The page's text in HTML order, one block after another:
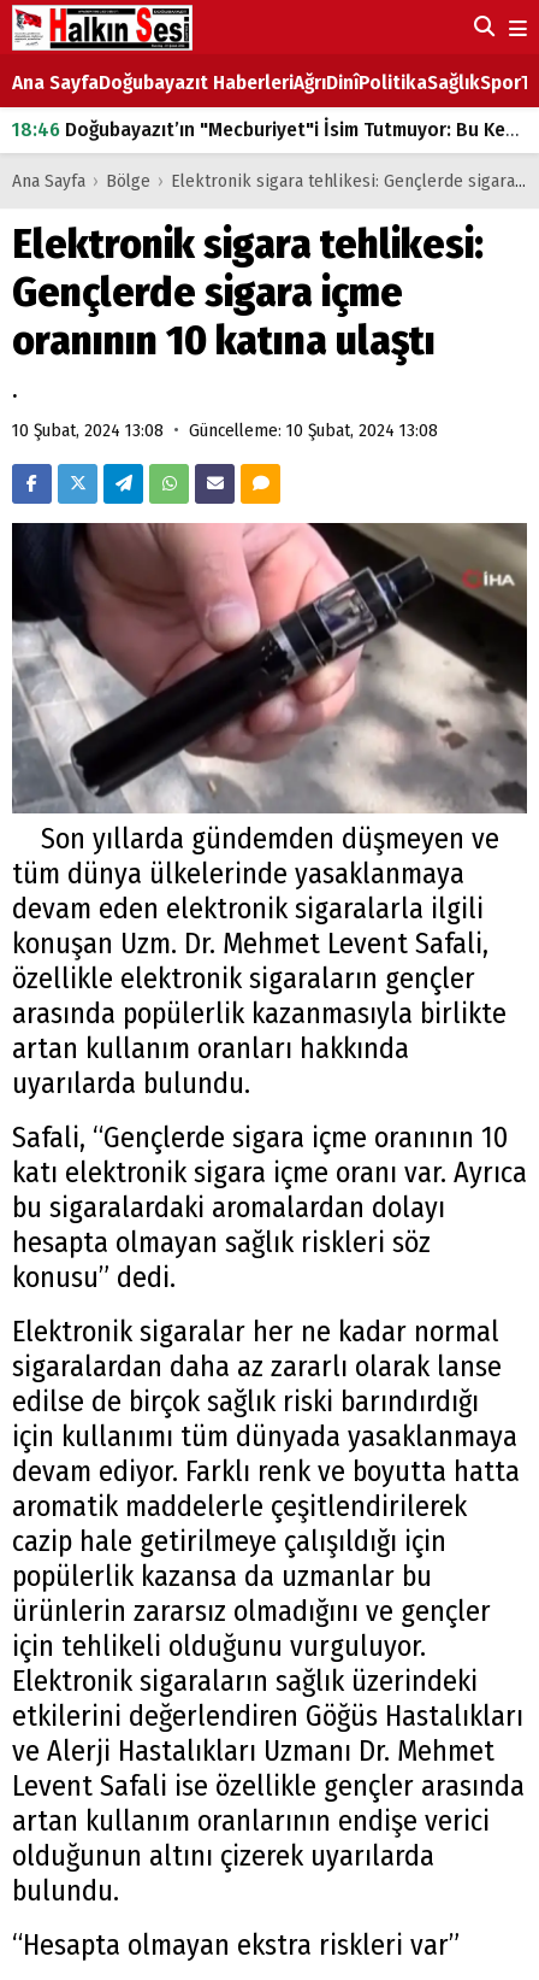
Ana SayfaDoğubayazıt HaberleriAğrıDinîPolitikaSağlıkSpor
18:46 Doğubayazıt’ın "Mecburiyet"i İsim Tutmuyor: Bu Kez de Mem u Zîn Oldu!
07:53Doğubayazıt’ta Ekmek Fiyatlarına Zam
07:16
Doğubayazıt'ta çocukların sırtındaki ağır yük
07:00DEVLET ve HÜKÜMET
18:29ÇARŞI CADDESİ YAZ BOZ TAHTASI
Ana Sayfa › Bölge › Elektronik sigara tehlikesi: Gençlerde sigara içme oranının 10 katına ulaştı
Elektronik sigara tehlikesi:
Gençlerde sigara içme
oranının 10 katına ulaştı
.
10 Şubat, 2024 13:08 • Güncelleme: 10 Şubat, 2024 13:08
Son yıllarda gündemden düşmeyen ve
tüm dünya ülkelerinde yasaklanmaya
devam eden elektronik sigaralarla ilgili
konuşan Uzm. Dr. Mehmet Levent Safali,
özellikle elektronik sigaraların gençler
arasında popülerlik kazanmasıyla birlikte
artan kullanım oranları hakkında
uyarılarda bulundu.
Safali, “Gençlerde sigara içme oranının 10
katı elektronik sigara içme oranı var. Ayrıca
bu sigaralardaki aromalardan dolayı
hesapta olmayan sağlık riskleri söz
konusu” dedi.
Elektronik sigaralar her ne kadar normal
sigaralardan daha az zararlı olarak lanse
edilse de birçok sağlık riski barındırdığı
için kullanımı tüm dünyada yasaklanmaya
devam ediyor. Farklı renk ve boyutta hatta
aromatik maddelerle çeşitlendirilerek
cazip hale getirilmeye çalışıldığı için
popülerlik kazansa da uzmanlar bu
ürünlerin zararsız olmadığını ve gençler
için tehlikeli olduğunu vurguluyor.
Elektronik sigaraların sağlık üzerindeki
etkilerini değerlendiren Göğüs Hastalıkları
ve Alerji Hastalıkları Uzmanı Dr. Mehmet
Levent Safali ise özellikle gençler arasında
artan kullanım oranlarının endişe verici
olduğunun altını çizerek uyarılarda
bulundu.
“Hesapta olmayan ekstra riskleri var”